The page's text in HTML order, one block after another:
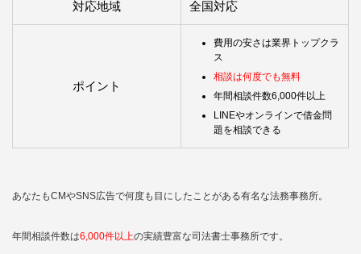
対応地域 全国対応
ポイント
費用の安さは業界トップクラ
ス
相談は何度でも無料
年間相談件数6,000件以上
LINEやオンラインで借金問
題を相談できる
あなたもCMやSNS広告で何度も目にしたことがある有名な法務事務所。
年間相談件数は6,000件以上の実績豊富な司法書士事務所です。